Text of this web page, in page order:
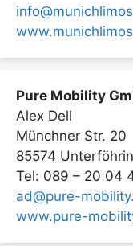
Pure Mobility
Alex Dell
Münchner Str. 20
85574
Tel: 089 – 20 04
ad@pure-
www.pure-